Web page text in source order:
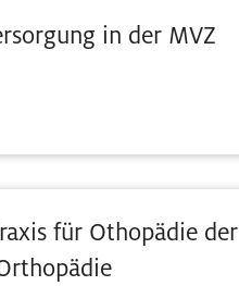
in der MVZ
für Othopädie der